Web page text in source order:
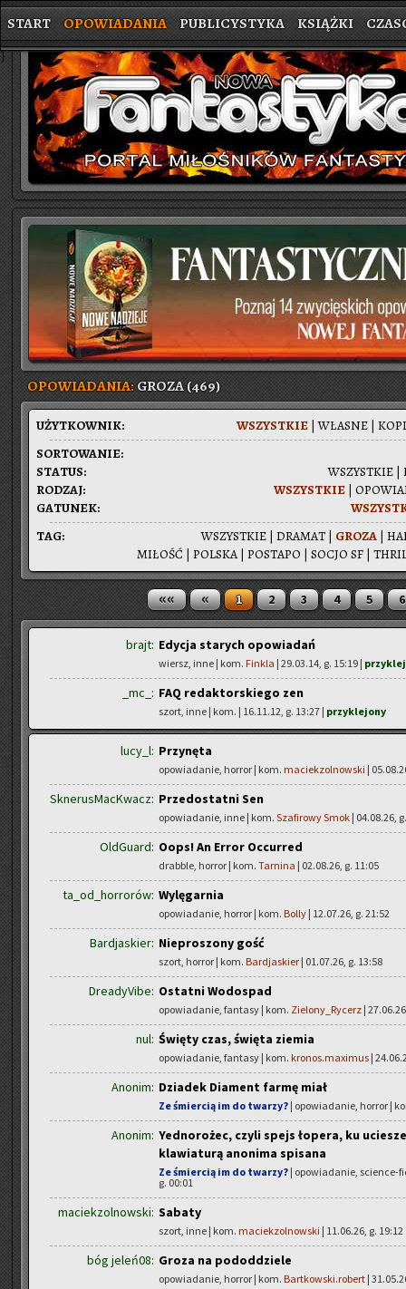
START OPOWIADANIA PUBLICYSTYKA KSIĄŻKI
}
OPOWIADANIA:GROZA (469)
WSZYST­KIE |WŁA­SNE |
UŻYT­KOW­NIK:
WSZYST­KIE |
WSZYST­KIE |
SOR­TO­WA­NIE:
STA­TUS:
RO­DZAJ:
GA­TU­NEK:
WSZYST­KIE | DRA­MAT | GROZA |
MI­ŁOŚĆ | POL­SKA| PO­STA­PO | SOCJO SF |
TAG:
«« « 1 2 3 4 5 6
brajt: Edycja starych opowiadań
wiersz, inne | kom. Finkla | 29.03.14, g. 15:19 |
_mc_: FAQ redaktorskiego zen
szort, inne | kom. | 16.11.12, g. 13:27 | przyklejony
lucy_l: Przynęta
opowiadanie, horror | kom. maciekzolnowski |
SknerusMacKwacz: Przedostatni Sen
opowiadanie, inne | kom. Szafirowy Smok | 04.08.26,
OldGuard: Oops! An Error Occurred
drabble, horror | kom. Tarnina | 02.08.26, g. 11:05
ta_od_horrorów: Wylęgarnia
opowiadanie, horror | kom. Bolly | 12.07.26, g. 21:52
Bardjaskier: Nieproszony gość
szort, horror | kom. Bardjaskier | 01.07.26, g. 13:58
DreadyVibe: Ostatni Wodospad
opowiadanie, fantasy | kom. Zielony_Rycerz |
nul: Święty czas, święta ziemia
opowiadanie, fantasy | kom. kronos.maximus |
Anonim: Dziadek Diament farmę miał
Ze śmiercią im do twarzy? | opowiadanie, horror |
Anonim: Yednorożec, czyli spejs łopera, ku
klawiaturą anonima spisana
Ze śmiercią im do twarzy? | opowiadanie, science-
g. 00:01
maciekzolnowski: Sabaty
szort, inne | kom. maciekzolnowski | 11.06.26, g. 19:12
bóg jeleń08: Groza na pododdziele
opowiadanie, horror | kom. Bartkowski.robert |